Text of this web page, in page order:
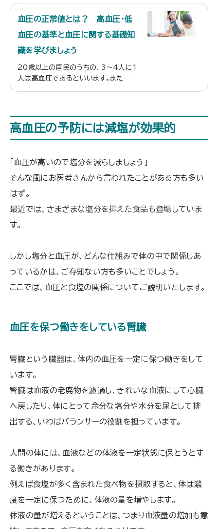
血圧の正常値とは？ 高血圧・低
血圧の基準と血圧に関する基礎知
識を学びましょう
20歳以上の国民のうちの、3〜4人に1
人は高血圧であるといいます。また高血
考える上では非常に重要な指標のひと
つです。この記事の中では、血圧のメカ
高血圧の予防には減塩が効果的
「血圧が高いので塩分を減らしましょう」
そんな風にお医者さんから言われたことがある方も多い
はず。
最近では、さまざまな塩分を抑えた食品も登場していま
す。
しかし塩分と血圧が、どんな仕組みで体の中で関係しあ
っているかは、ご存知ない方も多いことでしょう。
ここでは、血圧と食塩の関係についてご説明いたします。
血圧を保つ働きをしている腎臓
腎臓という臓器は、体内の血圧を一定に保つ働きをして
います。
腎臓は血液の老廃物を濾過し、きれいな血液にして心臓
へ戻したり、体にとって余分な塩分や水分を尿として排
出する、いわばバランサーの役割を担っています。
人間の体には、血液などの体液を一定状態に保とうとす
る働きがあります。
例えば食塩が多く含まれた食べ物を摂取すると、体は濃
度を一定に保つために、体液の量を増やします。
体液の量が増えるということは、つまり血液量の増加も意